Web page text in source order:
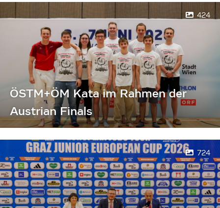
424
ÖSTM+ÖM Kata im Rahmen der
Austrian Finals
724